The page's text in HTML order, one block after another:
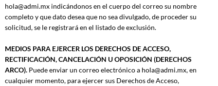
hola@admi.mx indicándonos en el cuerpo del correo su nombre
completo y que dato desea que no sea divulgado, de proceder su
solicitud, se le registrará en el listado de exclusión.
MEDIOS PARA EJERCER LOS DERECHOS DE ACCESO,
RECTIFICACIÓN, CANCELACIÓN U OPOSICIÓN (DERECHOS
ARCO). Puede enviar un correo electrónico a hola@admi.mx, en
cualquier momento, para ejercer sus Derechos de Acceso,